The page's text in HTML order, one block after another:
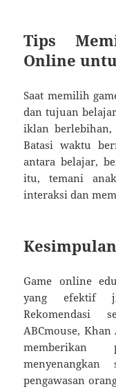
Tips
Online
Saat memilih
dan tujuan
iklan
Batasi waktu
antara belajar,
itu, temani
interaksi dan
Kesimpulan
Game online
yang efektif
Rekomendasi
ABCmouse, Khan
memberikan
menyenangkan
pengawasan